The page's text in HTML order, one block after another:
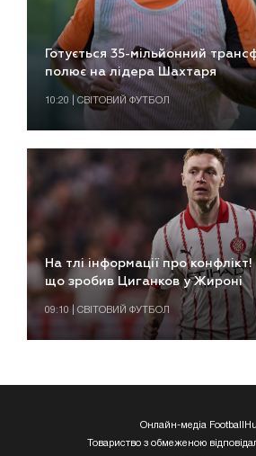
Готується 35-мільйонний
полює на лідера Шахтаря
10:20 | СВІТОВИЙ ФУТБОЛ
На тлі інформації про
що зробив Циганков у Жироні
09:10 | СВІТОВИЙ ФУТБОЛ
Онлайн-медіа
Товариство з обмеженою